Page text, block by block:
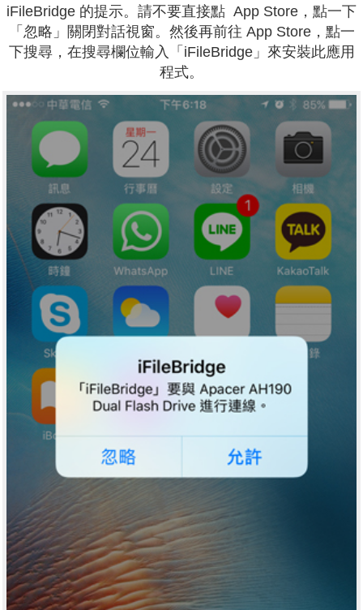
iFileBridge 的提示。請不要直接點 App Store，點一下
「忽略」關閉對話視窗。然後再前往 App Store，點一
下搜尋，在搜尋欄位輸入「iFileBridge」來安裝此應用
程式。